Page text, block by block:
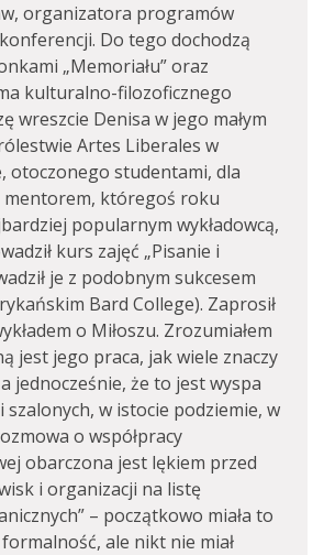
organizatora programów
Do tego dochodzą
„Memoriału” oraz
kulturalno-filozoficznego
wreszcie Denisa w jego małym
Artes Liberales w
otoczonego studentami, dla
mentorem, któregoś roku
popularnym wykładowcą,
kurs zajęć „Pisanie i
je z podobnym sukcesem
Bard College). Zaprosił
o Miłoszu. Zrozumiałem
jest jego praca, jak wiele znaczy
jednocześnie, że to jest wyspa
szalonych, w istocie podziemie, w
o współpracy
obarczona jest lękiem przed
i organizacji na listę
– początkowo miała to
ale nikt nie miał